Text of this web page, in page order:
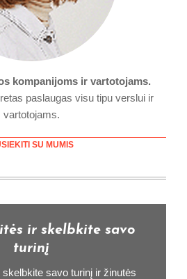
kompanijoms ir vartotojams.
paslaugas visu tipu verslui ir
vartotojams.
SU MUMIS
ir skelbkite savo
turinį
savo turinį ir žinutės